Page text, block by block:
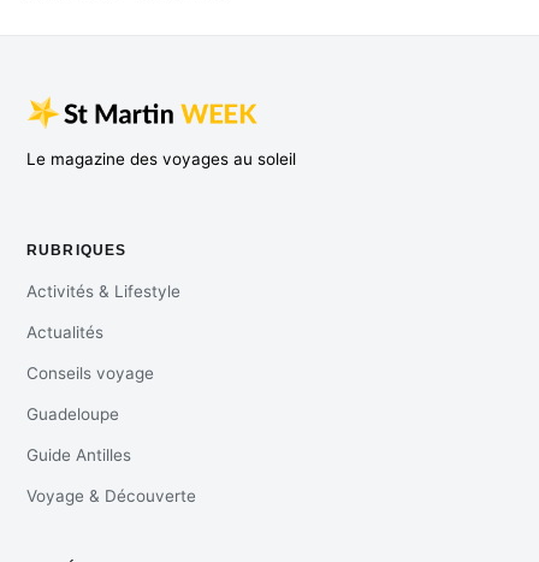
Le magazine des voyages au soleil
RUBRIQUES
Activités & Lifestyle
Actualités
Conseils voyage
Guadeloupe
Guide Antilles
Voyage & Découverte